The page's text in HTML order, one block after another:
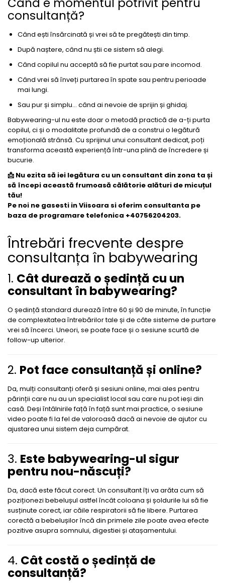
consultanță?
Când ești însărcinată și vrei să te pregătești din timp.
După naștere, când nu știi ce sistem să alegi.
Când copilul nu acceptă să fie purtat sau pare incomod.
Când vrei să înveți purtarea în spate sau pentru perioade
mai lungi.
Sau pur și simplu... când ai nevoie de sprijin și ghidaj.
Babywearing-ul nu este doar o metodă practică de a-ți purta
copilul, ci și o modalitate profundă de a construi o legătură
emoțională strânsă. Cu sprijinul unui consultant dedicat, poți
transforma această experiență într-una plină de încredere și
bucurie.
📩 Nu ezita să iei legătura cu un consultant din zona ta și
să începi această frumoasă călătorie alături de micuțul
tău!
Pe noi ne gasesti in Viisoara si oferim consultanta pe
baza de programare telefonica +40756204203.
Întrebări frecvente despre
consultanța în babywearing
1. Cât durează o ședință cu un
consultant în babywearing?
O ședință standard durează între 60 și 90 de minute, în funcție
de complexitatea întrebărilor tale și de câte sisteme de purtare
vrei să încerci. Uneori, se poate face și o sesiune scurtă de
follow-up ulterior.
2. Pot face consultanță și online?
Da, mulți consultanți oferă și sesiuni online, mai ales pentru
părinții care nu au un specialist local sau care nu pot ieși din
casă. Deși întâlnirile față în față sunt mai practice, o sesiune
video poate fi la fel de valoroasă dacă ai nevoie de ajutor cu
ajustarea unui sistem deja cumpărat.
3. Este babywearing-ul sigur
pentru nou-născuți?
Da, dacă este făcut corect. Un consultant îți va arăta cum să
poziționezi bebelușul astfel încât coloana și șoldurile lui să fie
susținute corect, iar căile respiratorii să fie libere. Purtarea
corectă a bebelușilor încă din primele zile poate avea efecte
pozitive asupra somnului, digestiei și atașamentului.
4. Cât costă o ședință de
consultanță?